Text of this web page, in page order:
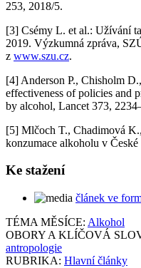
253, 2018/5.
[3] Csémy L. et al.: Užívání
2019. Výzkumná zpráva,
z www.szu.cz.
[4] Anderson P., Chisholm
effectiveness of policies and
by alcohol, Lancet 373,
[5] Mlčoch T., Chadimová
konzumace alkoholu v
Ke stažení
článek ve
TÉMA MĚSÍCE: Alkohol
OBORY A KLÍČOVÁ
antropologie
RUBRIKA: Hlavní články